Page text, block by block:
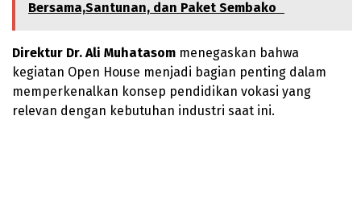
Bersama,Santunan, dan Paket Sembako
Direktur Dr. Ali Muhatasom menegaskan bahwa
kegiatan Open House menjadi bagian penting dalam
memperkenalkan konsep pendidikan vokasi yang
relevan dengan kebutuhan industri saat ini.